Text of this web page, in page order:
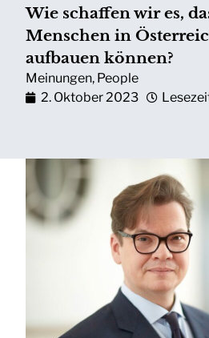
Wie schaffen wir es,
Menschen in
aufbauen können?
Meinungen, People
2. Oktober 2023